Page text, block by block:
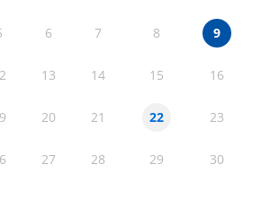
6 7 8 9
13 14 15 16
20 21 22 23
27 28 29 30